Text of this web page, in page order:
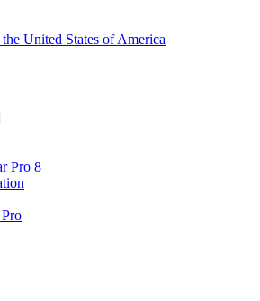
United States of America
Pro 8